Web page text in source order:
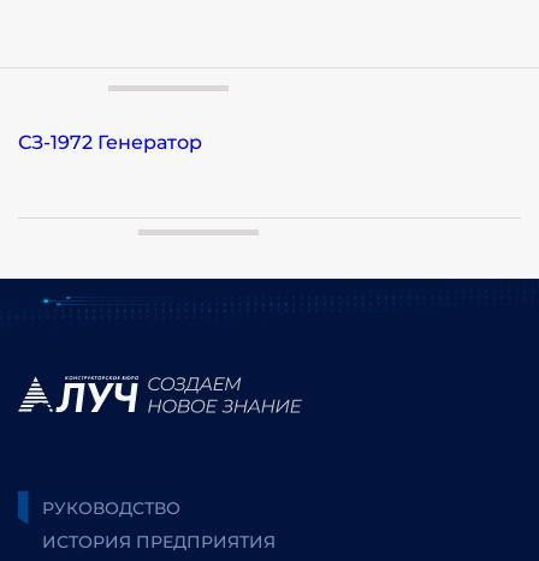
СЗ-1972 Генератор
РУКОВОДСТВО
ИСТОРИЯ ПРЕДПРИЯТИЯ